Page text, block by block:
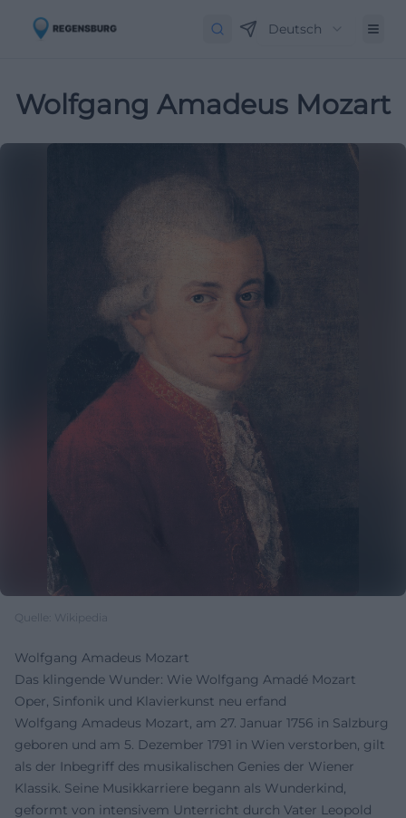
Deutsch
Wolfgang Amadeus Mozart
Quelle: Wikipedia
Wolfgang Amadeus Mozart
Das klingende Wunder: Wie Wolfgang Amadé Mozart
Oper, Sinfonik und Klavierkunst neu erfand
Wolfgang Amadeus Mozart, am 27. Januar 1756 in Salzburg
geboren und am 5. Dezember 1791 in Wien verstorben, gilt
als der Inbegriff des musikalischen Genies der Wiener
Klassik. Seine Musikkarriere begann als Wunderkind,
geformt von intensivem Unterricht durch Vater Leopold